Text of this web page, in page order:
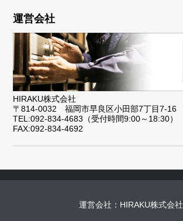
運営会社
HIRAKU株式会社
〒814-0032 福岡市早良区小田部7丁目7-16
TEL:092-834-4683（受付時間9:00～18:30）
FAX:092-834-4692
運営会社： HIRAKU株式会社